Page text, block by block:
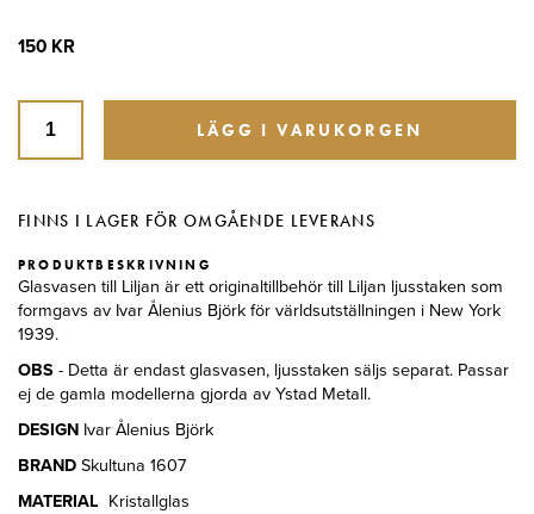
PRODUKTBESKRIVNING
Glasvasen till Liljan är ett originaltillbehör till Liljan ljusstaken som
formgavs av Ivar Ålenius Björk för världsutställningen i New York
1939.
OBS - Detta är endast glasvasen, ljusstaken säljs separat. Passar
ej de gamla modellerna gjorda av Ystad Metall.
DESIGN Ivar Ålenius Björk
BRANDSkultuna 1607
MATERIAL Kristallglas
150 KR
LÄGG I VARUKORGEN
FINNS I LAGER FÖR OMGÅENDE LEVERANS